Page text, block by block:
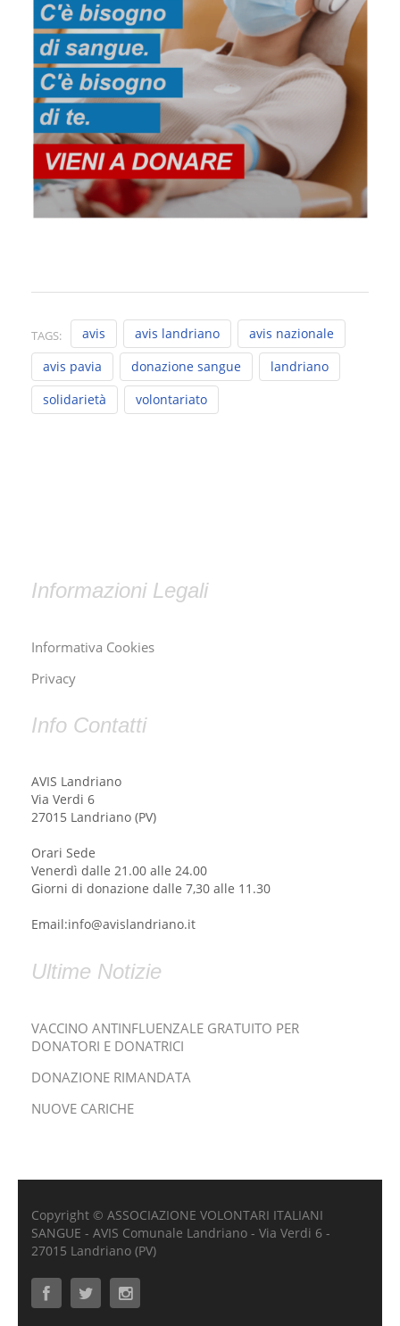
TAGS: avis avis landriano
avis nazionale
avis pavia
donazione sangue
landriano
solidarietà
volontariato
Informazioni Legali
Informativa Cookies
Privacy
Info Contatti
AVIS Landriano
Via Verdi 6
27015 Landriano (PV)
Orari Sede
Venerdì dalle 21.00 alle 24.00
Giorni di donazione dalle 7,30 alle 11.30
Email:info@avislandriano.it
Ultime Notizie
VACCINO ANTINFLUENZALE GRATUITO PER
DONATORI E DONATRICI
DONAZIONE RIMANDATA
NUOVE CARICHE
Copyright © ASSOCIAZIONE VOLONTARI ITALIANI
SANGUE - AVIS Comunale Landriano - Via Verdi 6 -
27015 Landriano (PV)